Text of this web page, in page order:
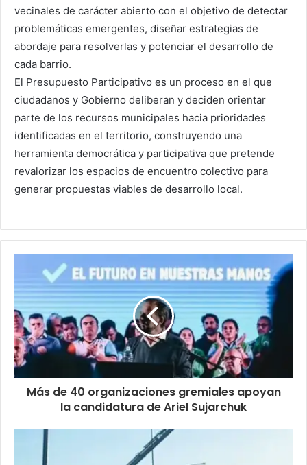
vecinales de carácter abierto con el objetivo de detectar
problemáticas emergentes, diseñar estrategias de
abordaje para resolverlas y potenciar el desarrollo de
cada barrio.
El Presupuesto Participativo es un proceso en el que
ciudadanos y Gobierno deliberan y deciden orientar
parte de los recursos municipales hacia prioridades
identificadas en el territorio, construyendo una
herramienta democrática y participativa que pretende
revalorizar los espacios de encuentro colectivo para
generar propuestas viables de desarrollo local.
Más de 40 organizaciones gremiales apoyan
la candidatura de Ariel Sujarchuk